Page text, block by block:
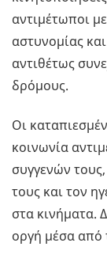
αντιμέτωποι
αστυνομίας
αντιθέτως
δρόμους.
Οι
κοινωνία
συγγενών
τους και τον
στα κινήματα.
οργή μέσα από